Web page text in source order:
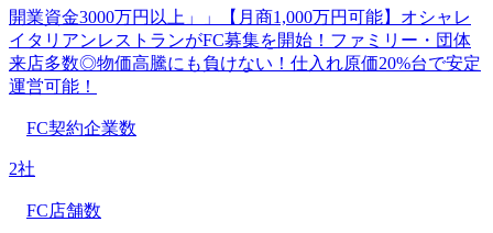
開業資金3000万円以上」」【月商1,000万円可能】オシャレ
イタリアンレストランがFC募集を開始！ファミリー・団体
来店多数◎物価高騰にも負けない︎！仕入れ原価20%台で安定
運営可能！
FC契約企業数
2社
FC店舗数